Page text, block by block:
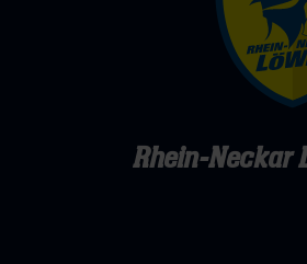
Rhein-Neckar